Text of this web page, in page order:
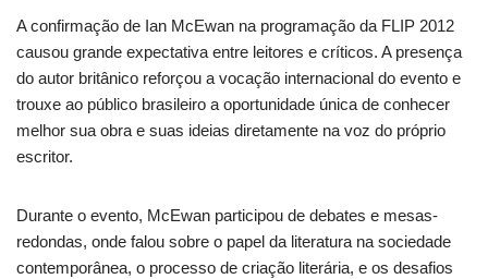
A confirmação de Ian McEwan na programação da FLIP 2012
causou grande expectativa entre leitores e críticos. A presença
do autor britânico reforçou a vocação internacional do evento e
trouxe ao público brasileiro a oportunidade única de conhecer
melhor sua obra e suas ideias diretamente na voz do próprio
escritor.
Durante o evento, McEwan participou de debates e mesas-
redondas, onde falou sobre o papel da literatura na sociedade
contemporânea, o processo de criação literária, e os desafios